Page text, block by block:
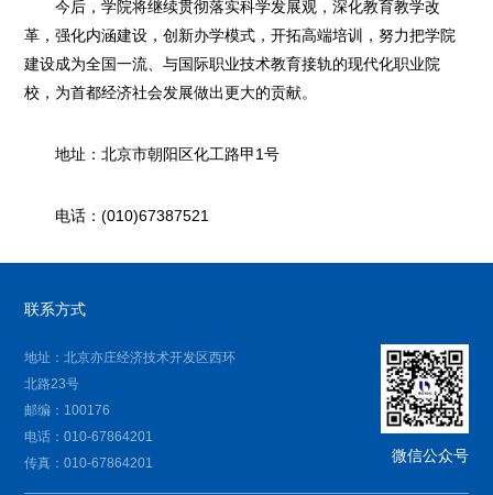
今后，学院将继续贯彻落实科学发展观，深化教育教学改
革，强化内涵建设，创新办学模式，开拓高端培训，努力把学院
建设成为全国一流、与国际职业技术教育接轨的现代化职业院
校，为首都经济社会发展做出更大的贡献。
地址：北京市朝阳区化工路甲1号
电话：(010)67387521
联系方式
地址：北京亦庄经济技术开发区西环
北路23号
邮编：100176
电话：010-67864201
传真：010-67864201
微信公众号